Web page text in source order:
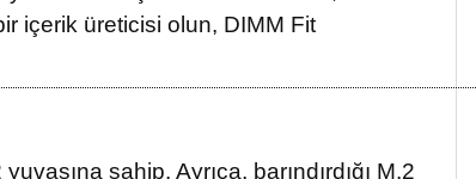
içerik üreticisi olun, DIMM Fit
sahip. Ayrıca, barındırdığı M.2